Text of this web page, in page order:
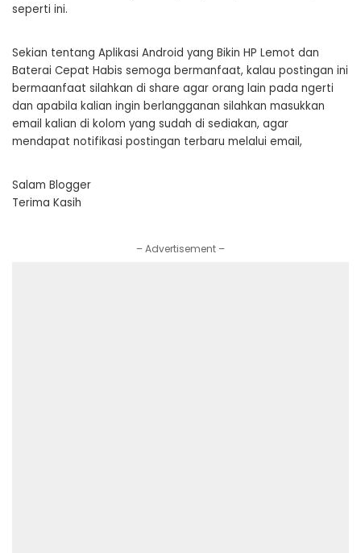
seperti ini.
Sekian tentang Aplikasi Android yang Bikin HP Lemot dan
Baterai Cepat Habis semoga bermanfaat, kalau postingan ini
bermaanfaat silahkan di share agar orang lain pada ngerti
dan apabila kalian ingin berlangganan silahkan masukkan
email kalian di kolom yang sudah di sediakan, agar
mendapat notifikasi postingan terbaru melalui email,
Salam Blogger
Terima Kasih
– Advertisement –